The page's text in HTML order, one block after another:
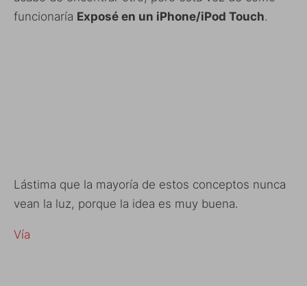
funcionaría Exposé en un iPhone/iPod Touch.
Lástima que la mayoría de estos conceptos nunca
vean la luz, porque la idea es muy buena.
Vía